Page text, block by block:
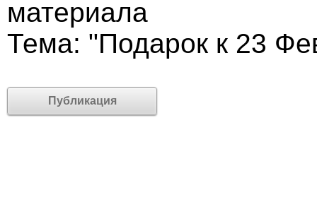
материала
Тема: "Подарок к 23
Публикация